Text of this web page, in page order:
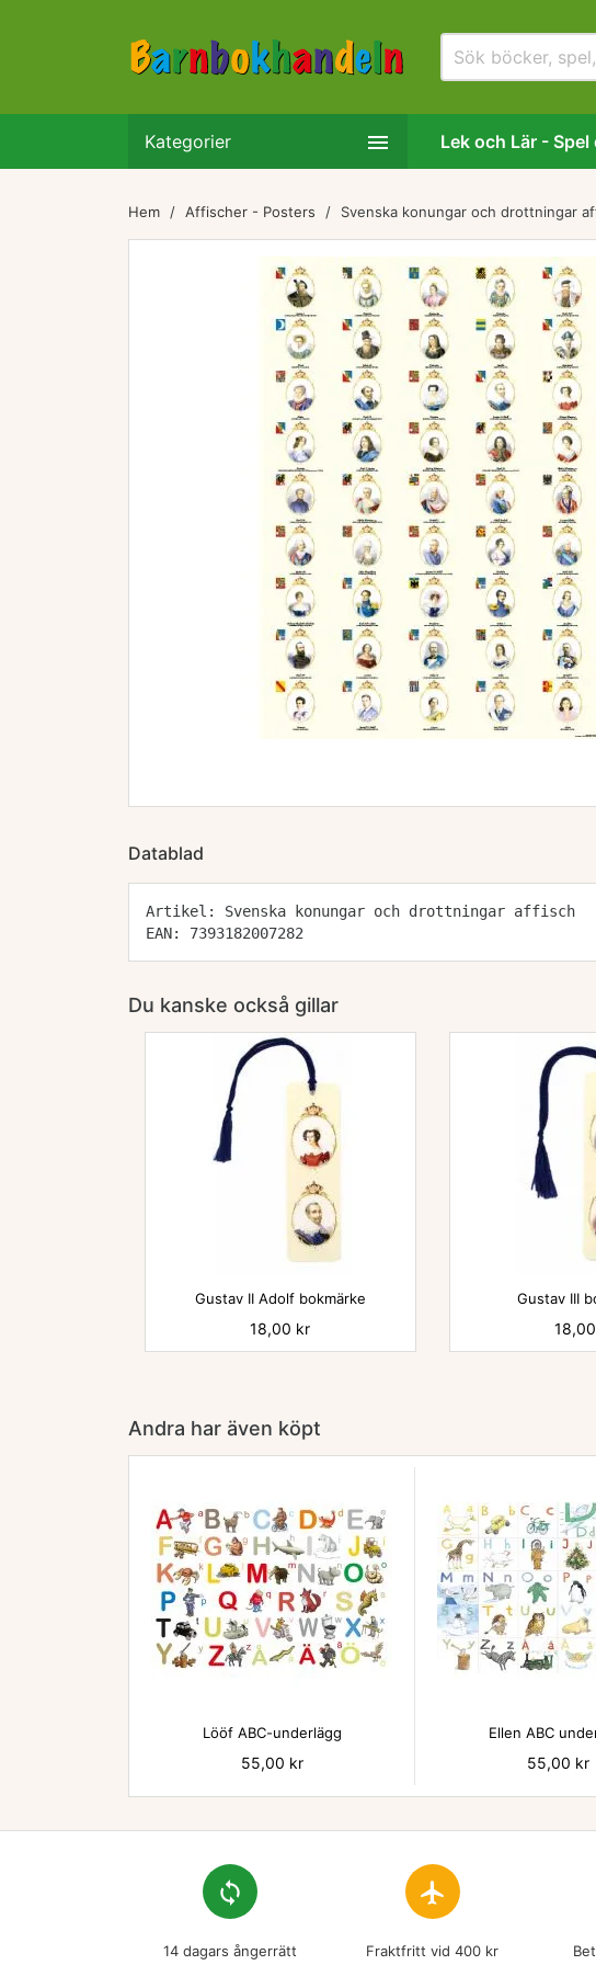
Kategorier  Lek och Lär - Spel
Hem Affischer - Posters Svenska konungar och drottningar
Datablad
Artikel: Svenska konungar och drottningar affisch
EAN: 7393182007282
Du kanske också gillar

Gustav II Adolf bokmärke
Pris
18,00 kr

Gustav III
Pris
Andra har även köpt

Lööf ABC-underlägg
Pris
55,00 kr

Ellen ABC
Pris
55,00 kr
loop
14 dagars ångerrätt
flight
Fraktfritt vid 400 kr